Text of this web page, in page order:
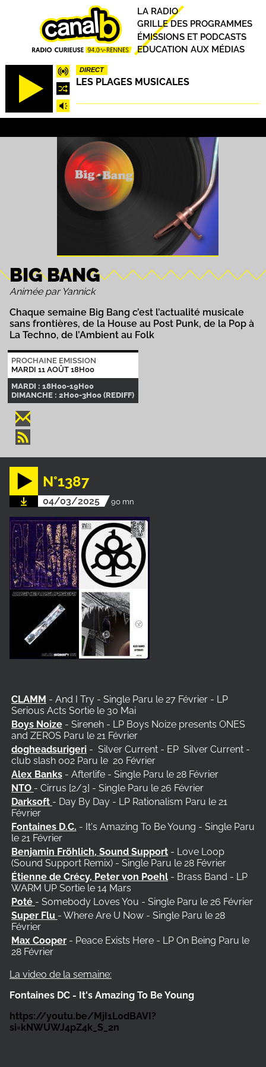
DIRECT
LES PLAGES MUSICALES
Principal
LA RADIO
GRILLE DES PROGRAMMES
ÉMISSIONS ET PODCASTS
EDUCATION AUX MÉDIAS
BIG BANG
Animée par Yannick
Chaque semaine Big Bang c’est l’actualité musicale
sans frontières, de la House au Post Punk, de la Pop à
La Techno, de l’Ambient au Folk
PROCHAINE EMISSION
MARDI 11 AOÛT 18H00
MARDI : 18H00-19H00
DIMANCHE : 2H00-3H00 (REDIFF)
N°1387
04/03/2025 90 mn
CLAMM - And I Try - Single Paru le 27 Février - LP
Serious Acts Sortie le 30 Mai
Boys Noize - Sireneh - LP Boys Noize presents ONES
and ZEROS Paru le 21 Février
dogheadsurigeri - Silver Current - EP Silver Current -
club slash 002 Paru le 20 Février
Alex Banks - Afterlife - Single Paru le 28 Février
NTO - Cirrus [2/3] - Single Paru le 26 Février
Darksoft - Day By Day - LP Rationalism Paru le 21
Février
Fontaines D.C. - It's Amazing To Be Young - Single Paru
le 21 Février
Benjamin Fröhlich, Sound Support - Love Loop
(Sound Support Remix) - Single Paru le 28 Février
Étienne de Crécy, Peter von Poehl - Brass Band - LP
WARM UP Sortie le 14 Mars
Poté - Somebody Loves You - Single Paru le 26 Février
Super Flu - Where Are U Now - Single Paru le 28
Février
Max Cooper - Peace Exists Here - LP On Being Paru le
28 Février
La video de la semaine:
Fontaines DC - It's Amazing To Be Young
https://youtu.be/MjI1L0dBAVI?
si=kNWUWJ4pZ4k_S_2n